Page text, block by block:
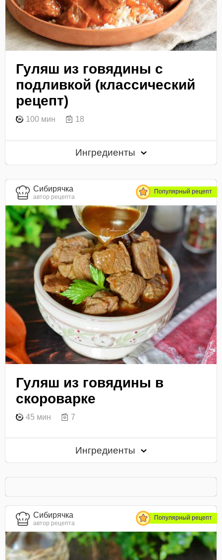
Гуляш из говядины с
подливкой (классический
рецепт)
100 мин 18
Ингредиенты
Сибирячка
автор рецепта
Популярный рецепт
Гуляш из говядины в
скороварке
45 мин 7
Ингредиенты
Сибирячка
автор рецепта
Популярный рецепт